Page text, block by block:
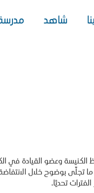
شاهد
وعضو القيادة في
تجلّى بوضوح خلال
تحديًا.